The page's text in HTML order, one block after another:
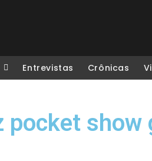
Entrevistas Crônicas
pocket